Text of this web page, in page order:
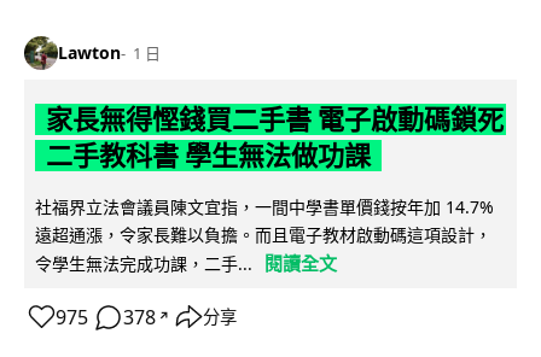
Lawton 1 日
家長無得慳錢買二手書 電子啟動碼鎖死
二手教科書 學生無法做功課
社福界立法會議員陳文宜指，一間中學書單價錢按年加 14.7%
遠超通漲，令家長難以負擔。而且電子教材啟動碼這項設計，
令學生無法完成功課，二手...
閱讀全文
975 378 ↗ 分享